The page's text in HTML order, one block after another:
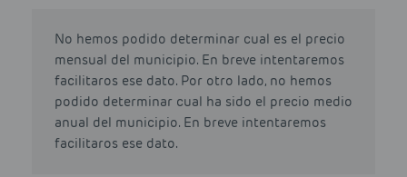
No hemos podido determinar cual es el precio
mensual del municipio. En breve intentaremos
facilitaros ese dato. Por otro lado, no hemos
podido determinar cual ha sido el precio medio
anual del municipio. En breve intentaremos
facilitaros ese dato.